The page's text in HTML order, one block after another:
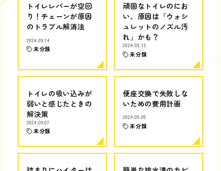
トイレレバーが空回
り！チェーンが原因
のトラブル解消法
2024.09.14
未分類
頑固なトイレのにお
い、原因は「ウォシ
ュレットのノズル汚
れ」かも？
2024.09.13
未分類
トイレの吸い込みが
弱いと感じたときの
解決策
2024.09.07
未分類
便座交換で失敗しな
いための費用計画
2024.09.05
未分類